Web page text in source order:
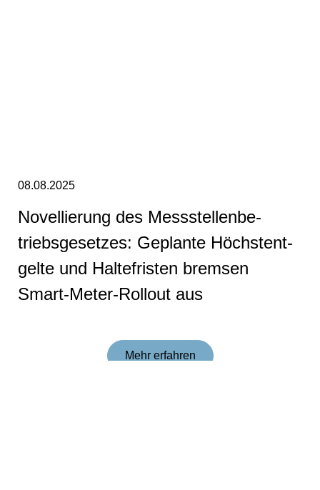
08.08.2025
No­vel­lie­rung des Mess­stel­len­be­
triebs­ge­set­zes: Geplante Höchs­tent­
gel­te und Hal­te­fris­ten bremsen
Smart-Me­ter-Roll­out aus
Mehr erfahren